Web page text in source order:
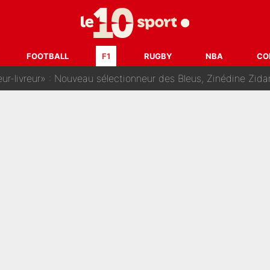
FOOTBALL F1 RUGBY NBA
Tadej Pogacar : Le transfert qui effraie le peloton, «c’est la
signatures en pleine crise financière : L’IA propose sept noms à l’OM
: Nouveau sélectionneur des Bleus, Zinédine Zidane s’était imaginé